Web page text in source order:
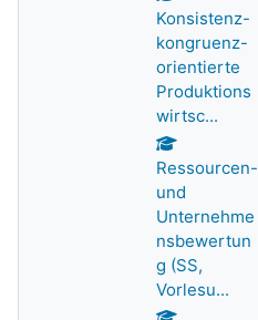
Konsistenz-
kongruenz-
orientierte
Produktions
wirtsc...
Ressourcen-
und
Unternehme
nsbewertun
g (SS,
Vorlesu...